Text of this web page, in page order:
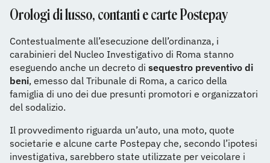
Orologi di lusso, contanti e carte Postepay
Contestualmente all’esecuzione dell’ordinanza, i
carabinieri del Nucleo Investigativo di Roma stanno
eseguendo anche un decreto di sequestro preventivo di
beni, emesso dal Tribunale di Roma, a carico della
famiglia di uno dei due presunti promotori e organizzatori
del sodalizio.
Il provvedimento riguarda un’auto, una moto, quote
societarie e alcune carte Postepay che, secondo l’ipotesi
investigativa, sarebbero state utilizzate per veicolare i